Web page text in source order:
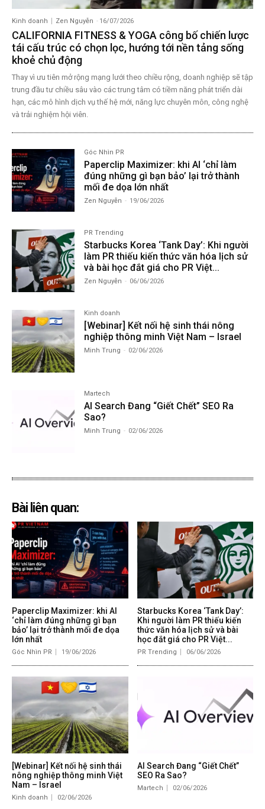
Kinh doanh Zen Nguyễn - 16/07/2026
CALIFORNIA FITNESS & YOGA công bố chiến lược
tái cấu trúc có chọn lọc, hướng tới nền tảng sống
khoẻ chủ động
Thay vì ưu tiên mở rộng mạng lưới theo chiều rộng, doanh nghiệp sẽ tập
trung đầu tư chiều sâu vào các trung tâm có tiềm năng phát triển dài
hạn, các mô hình dịch vụ thế hệ mới, năng lực chuyên môn, công nghệ
và trải nghiệm hội viên.
Góc Nhìn PR
Paperclip Maximizer: khi AI ‘chỉ làm
đúng những gì bạn bảo’ lại trở thành
mối đe dọa lớn nhất
Zen Nguyễn - 19/06/2026
PR Trending
Starbucks Korea ‘Tank Day’: Khi người
làm PR thiếu kiến thức văn hóa lịch sử
và bài học đắt giá cho PR Việt...
Zen Nguyễn - 06/06/2026
Kinh doanh
[Webinar] Kết nối hệ sinh thái nông
nghiệp thông minh Việt Nam – Israel
Minh Trung - 02/06/2026
Martech
AI Search Đang “Giết Chết” SEO Ra
Sao?
Minh Trung - 02/06/2026
Bài liên quan:
Paperclip Maximizer: khi AI
‘chỉ làm đúng những gì bạn
bảo’ lại trở thành mối đe dọa
lớn nhất
Góc Nhìn PR 19/06/2026
Starbucks Korea ‘Tank Day’:
Khi người làm PR thiếu kiến
thức văn hóa lịch sử và bài
học đắt giá cho PR Việt...
PR Trending 06/06/2026
[Webinar] Kết nối hệ sinh thái
nông nghiệp thông minh Việt
Nam – Israel
Kinh doanh 02/06/2026
AI Search Đang “Giết Chết”
SEO Ra Sao?
Martech 02/06/2026